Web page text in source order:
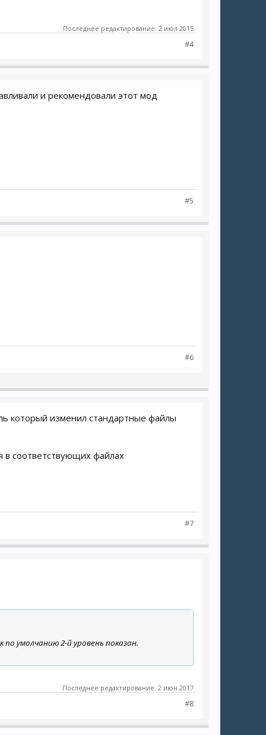
Последнее редактирование: 2 июл 2015
#4
и рекомендовали этот мод
#5
#6
который изменил стандартные файлы
в соответствующих файлах
#7
умолчанию 2-й уровень показан.
Последнее редактирование: 2 июн 2017
#8